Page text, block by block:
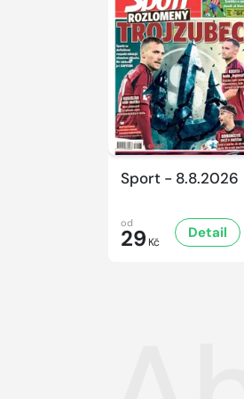
Sport - 8.8.2026
od
29 Kč
Detail